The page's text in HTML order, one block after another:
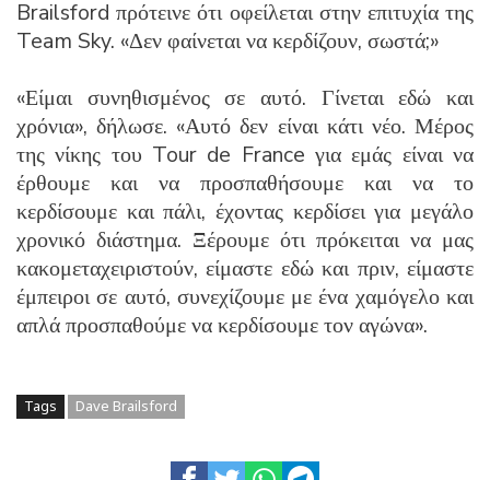
Brailsford πρότεινε ότι οφείλεται στην επιτυχία της
Team Sky. «Δεν φαίνεται να κερδίζουν, σωστά;»
«Είμαι συνηθισμένος σε αυτό. Γίνεται εδώ και
χρόνια», δήλωσε. «Αυτό δεν είναι κάτι νέο. Μέρος
της νίκης του Tour de France για εμάς είναι να
έρθουμε και να προσπαθήσουμε και να το
κερδίσουμε και πάλι, έχοντας κερδίσει για μεγάλο
χρονικό διάστημα. Ξέρουμε ότι πρόκειται να μας
κακομεταχειριστούν, είμαστε εδώ και πριν, είμαστε
έμπειροι σε αυτό, συνεχίζουμε με ένα χαμόγελο και
απλά προσπαθούμε να κερδίσουμε τον αγώνα».
Tags Dave Brailsford